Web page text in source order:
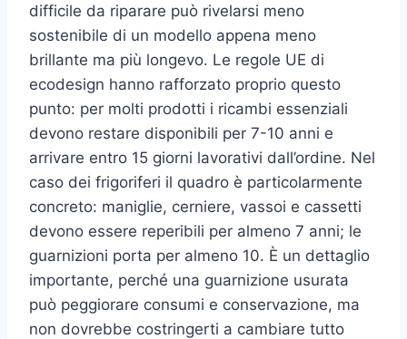
difficile da riparare può rivelarsi meno
sostenibile di un modello appena meno
brillante ma più longevo. Le regole UE di
ecodesign hanno rafforzato proprio questo
punto: per molti prodotti i ricambi essenziali
devono restare disponibili per 7-10 anni e
arrivare entro 15 giorni lavorativi dall’ordine. Nel
caso dei frigoriferi il quadro è particolarmente
concreto: maniglie, cerniere, vassoi e cassetti
devono essere reperibili per almeno 7 anni; le
guarnizioni porta per almeno 10. È un dettaglio
importante, perché una guarnizione usurata
può peggiorare consumi e conservazione, ma
non dovrebbe costringerti a cambiare tutto